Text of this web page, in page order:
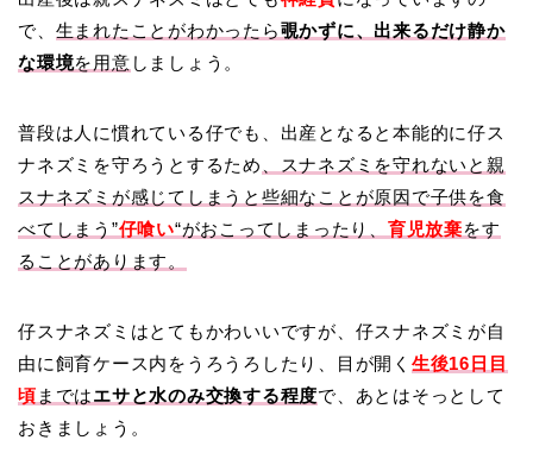
で、 生まれたことがわかったら覗かずに、出来るだけ静か
な環境を用意 しましょう。
普段は人に慣れている仔でも、出産となると本能的に仔ス
ナネズミを守ろうとするため
、スナネズミを守れないと親
スナネズミが感じてしまうと些細なことが原因で子供を食
べてしまう”仔喰い“がおこってしまったり、 育児放棄をす
ることがあります。
仔スナネズミはとてもかわいいですが、仔スナネズミが自
由に飼育ケース内をうろうろしたり、目が開く 生後16日目
頃 まではエサと水のみ交換する程度で、あとはそっとして
おきましょう。